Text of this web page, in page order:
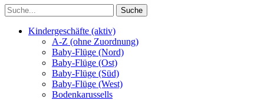
Kindergeschäfte (aktiv)
A-Z (ohne Zuordnung)
Baby-Flüge (Nord)
Baby-Flüge (Ost)
Baby-Flüge (Süd)
Baby-Flüge (West)
Bodenkarussells